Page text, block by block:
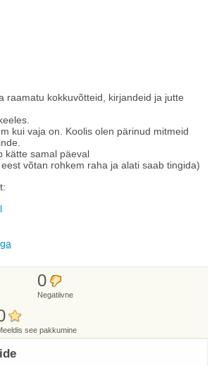
raamatu kokkuvõtteid, kirjandeid ja jutte
kui vaja on. Koolis olen pärinud mitmeid
kätte samal päeval
võtan rohkem raha ja alati saab tingida)
0
Negatiivne
see pakkumine